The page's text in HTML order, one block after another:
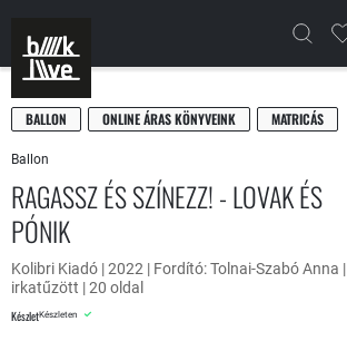
BALLON ONLINE ÁRAS KÖNYVEINK MATRICÁS
Ballon
RAGASSZ ÉS SZÍNEZZ! - LOVAK ÉS
PÓNIK
Kolibri Kiadó | 2022 | Fordító: Tolnai-Szabó Anna |
irkatűzött | 20 oldal
KészletKészleten